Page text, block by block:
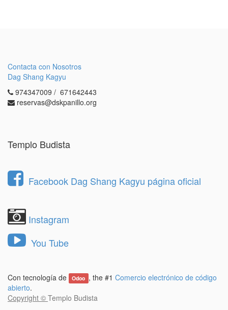
Contacta con Nosotros
Dag Shang Kagyu
974347009 / 671642443
reservas@dskpanillo.org
Templo Budista
Facebook Dag Shang Kagyu página oficial
Instagram
You Tube
Con tecnología de Odoo , the #1 Comercio electrónico de código
abierto.
Copyright © Templo Budista